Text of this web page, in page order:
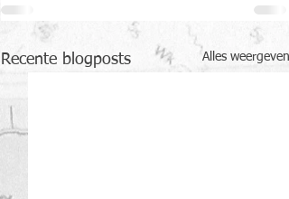
Recente blogposts Alles weergeven